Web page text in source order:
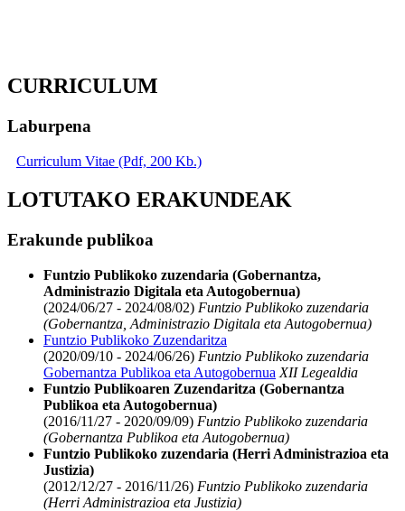
CURRICULUM
Laburpena
Curriculum Vitae (Pdf, 200 Kb.)
LOTUTAKO ERAKUNDEAK
Erakunde publikoa
Funtzio Publikoko zuzendaria (Gobernantza,
Administrazio Digitala eta Autogobernua)
(2024/06/27 - 2024/08/02) Funtzio Publikoko zuzendaria
(Gobernantza, Administrazio Digitala eta Autogobernua)
Funtzio Publikoko Zuzendaritza
(2020/09/10 - 2024/06/26) Funtzio Publikoko zuzendaria
Gobernantza Publikoa eta Autogobernua XII Legealdia
Funtzio Publikoaren Zuzendaritza (Gobernantza
Publikoa eta Autogobernua)
(2016/11/27 - 2020/09/09) Funtzio Publikoko zuzendaria
(Gobernantza Publikoa eta Autogobernua)
Funtzio Publikoko zuzendaria (Herri Administrazioa eta
Justizia)
(2012/12/27 - 2016/11/26) Funtzio Publikoko zuzendaria
(Herri Administrazioa eta Justizia)